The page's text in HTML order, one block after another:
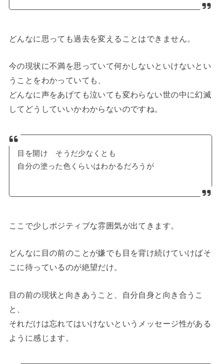
どんなに思っても過去を変えることはできません。
今の現状に不満を思っていて何かしないといけないとい
うことをわかっていても、
どんなに声をあげても泣いても変わらない世の中に幻滅
してどうしていいかわからないのですね。
目を開け そうだ少なくとも
自分の塗った色くらいはわかるだろうが
ここで少しポジティブな雰囲気が出てきます。
どんなに目の前のことが嫌でも目を背け続けていけばそ
こに待っているのが絶望だけ。
目の前の現状と向きあうこと、自分自身と向き合うこ
と、
それだけは忘れてはいけないというメッセージ性がある
ように感じます。